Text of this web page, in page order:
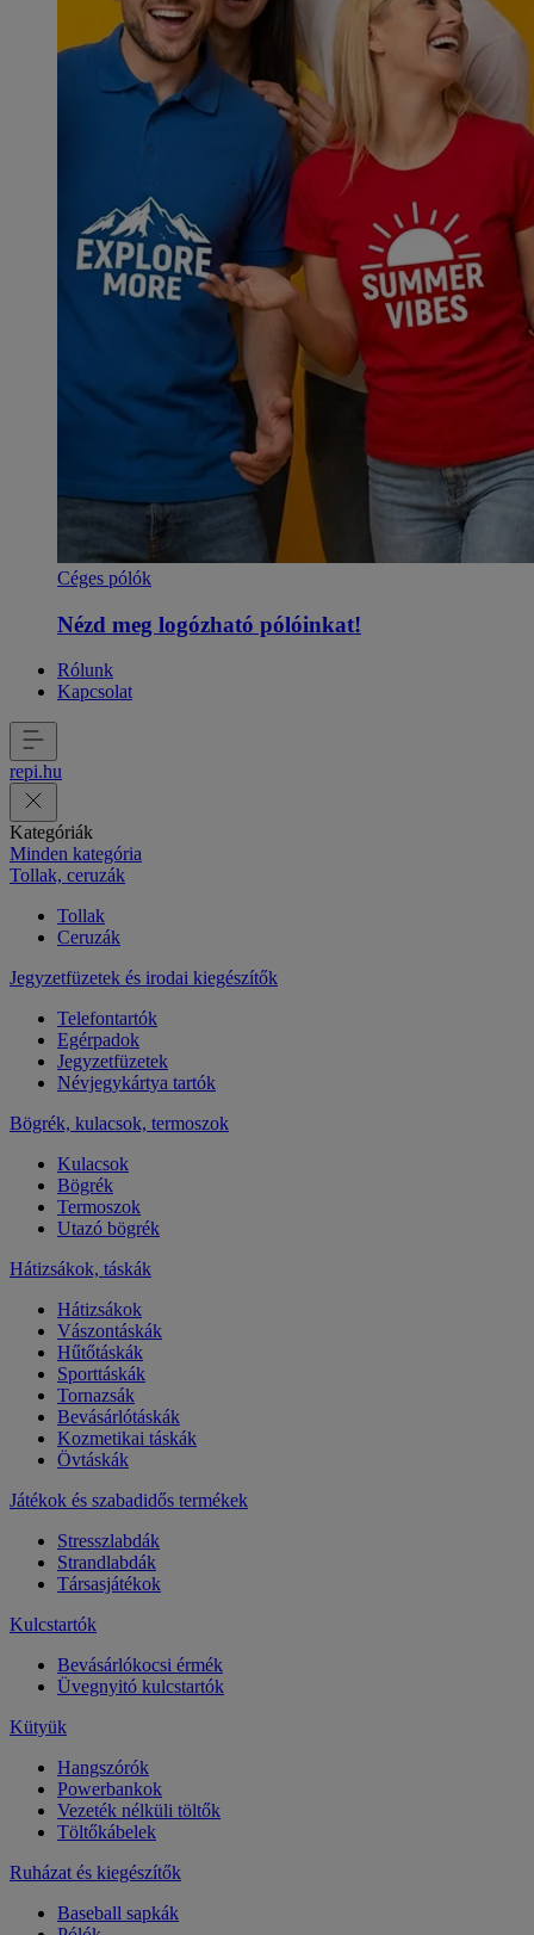
Céges pólók
Nézd meg logózható pólóinkat!
Rólunk
Kapcsolat
repi.hu
Kategóriák
Minden kategória
Tollak, ceruzák
Tollak
Ceruzák
Jegyzetfüzetek és irodai kiegészítők
Telefontartók
Egérpadok
Jegyzetfüzetek
Névjegykártya tartók
Bögrék, kulacsok, termoszok
Kulacsok
Bögrék
Termoszok
Utazó bögrék
Hátizsákok, táskák
Hátizsákok
Vászontáskák
Hűtőtáskák
Sporttáskák
Tornazsák
Bevásárlótáskák
Kozmetikai táskák
Övtáskák
Játékok és szabadidős termékek
Stresszlabdák
Strandlabdák
Társasjátékok
Kulcstartók
Bevásárlókocsi érmék
Üvegnyitó kulcstartók
Kütyük
Hangszórók
Powerbankok
Vezeték nélküli töltők
Töltőkábelek
Ruházat és kiegészítők
Baseball sapkák